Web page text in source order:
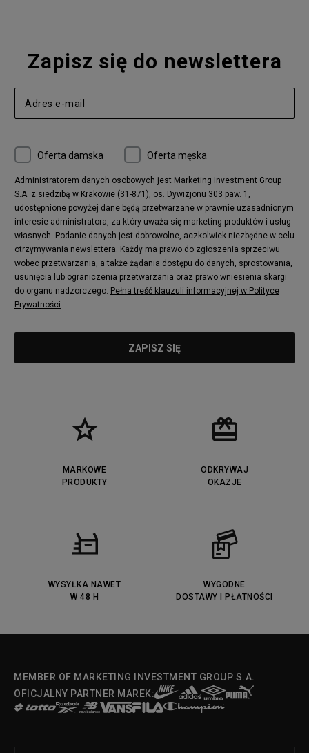
Zapisz się do newslettera
Oferta damska Oferta męska
Administratorem danych osobowych jest Marketing Investment Group
S.A. z siedzibą w Krakowie (31-871), os. Dywizjonu 303 paw. 1,
udostępnione powyżej dane będą przetwarzane w prawnie uzasadnionym
interesie administratora, za który uważa się marketing produktów i usług
własnych. Podanie danych jest dobrowolne, aczkolwiek niezbędne w celu
otrzymywania newslettera. Każdy ma prawo do zgłoszenia sprzeciwu
wobec przetwarzania, a także żądania dostępu do danych, sprostowania,
usunięcia lub ograniczenia przetwarzania oraz prawo wniesienia skargi
do organu nadzorczego. Pełna treść klauzuli informacyjnej w Polityce
Prywatności
MARKOWE
PRODUKTY
ODKRYWAJ
OKAZJE
WYSYŁKA NAWET
W 48 H
WYGODNE
DOSTAWY I PŁATNOŚCI
MEMBER OF MARKETING INVESTMENT GROUP S.A.
OFICJALNY PARTNER MAREK: